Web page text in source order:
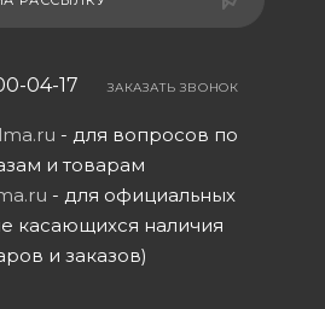
04-17 ЗАКАЗАТЬ ЗВОНОК
- для вопросов по
и товарам
- для официальных
касающихся наличия
и заказов)